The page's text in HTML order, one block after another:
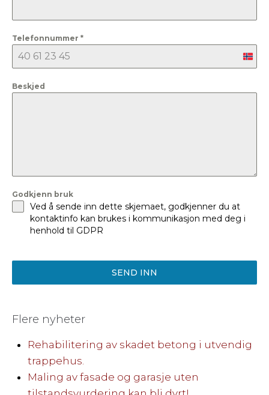
Telefonnummer *
Beskjed
Godkjenn bruk
Ved å sende inn dette skjemaet, godkjenner du at
kontaktinfo kan brukes i kommunikasjon med deg i
henhold til GDPR
SEND INN
Flere nyheter
Rehabilitering av skadet betong i utvendig
trappehus.
Maling av fasade og garasje uten